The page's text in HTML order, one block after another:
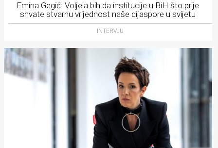
Emina Gegić: Voljela bih da institucije u BiH što prije
shvate stvarnu vrijednost naše dijaspore u svijetu
INTERVJU